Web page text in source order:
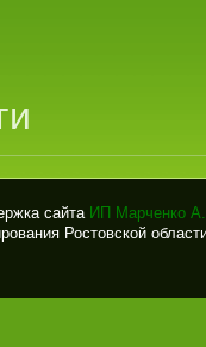
сайта ИП Марченко
Ростовской